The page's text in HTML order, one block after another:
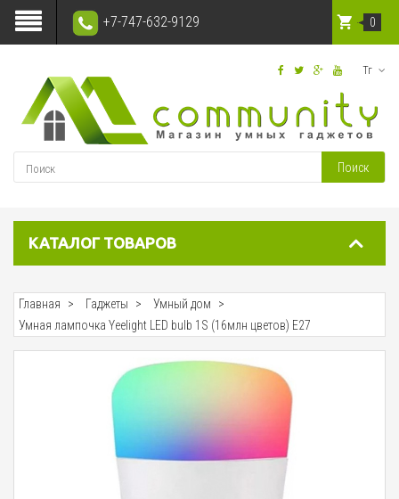
+7-747-632-9129
Тг
Поиск
0
КАТАЛОГ ТОВАРОВ
Главная Гаджеты
Умный дом
Умная лампочка Yeelight LED bulb 1S (16млн цветов) Е27